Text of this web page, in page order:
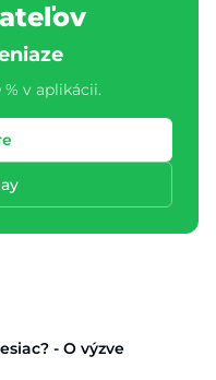
v aplikácii.
- O výzve